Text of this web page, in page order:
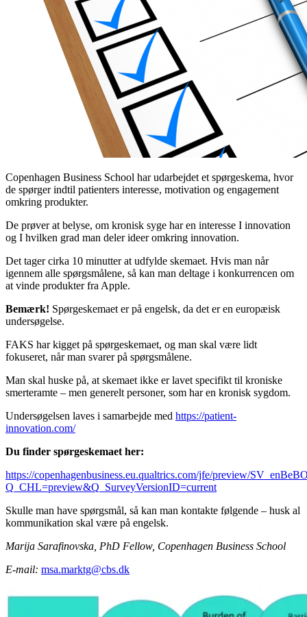
Copenhagen Business School har udarbejdet et spørgeskema, hvor
de spørger indtil patienters interesse, motivation og engagement
omkring produkter.
De prøver at belyse, om kronisk syge har en interesse I innovation
og I hvilken grad man deler ideer omkring innovation.
Det tager cirka 10 minutter at udfylde skemaet. Hvis man når
igennem alle spørgsmålene, så kan man deltage i konkurrencen om
at vinde produkter fra Apple.
Bemærk! Spørgeskemaet er på engelsk, da det er en europæisk
undersøgelse.
FAKS har kigget på spørgeskemaet, og man skal være lidt
fokuseret, når man svarer på spørgsmålene.
Man skal huske på, at skemaet ikke er lavet specifikt til kroniske
smerteramte – men generelt personer, som har en kronisk sygdom.
Undersøgelsen laves i samarbejde med https://patient-
innovation.com/
Du finder spørgeskemaet her:
https://copenhagenbusiness.eu.qualtrics.com/jfe/preview/
Q_CHL=preview&Q_SurveyVersionID=current
Skulle man have spørgsmål, så kan man kontakte følgende – husk al
kommunikation skal være på engelsk.
Marija Sarafinovska, PhD Fellow, Copenhagen Business School
E-mail: msa.marktg@cbs.dk